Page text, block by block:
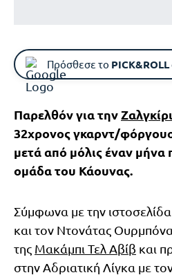
Πρόσθεσε το PICK&ROLL
Παρελθόν για την
32χρονος γκαρντ/
μετά από μόλις έναν μήνα
ομάδα του Κάουνας.
Σύμφωνα με την ιστοσελίδα
και τον Ντονάτας
της Μακάμπι Τελ Αβίβ και
στην Αδριατική Λίγκα με